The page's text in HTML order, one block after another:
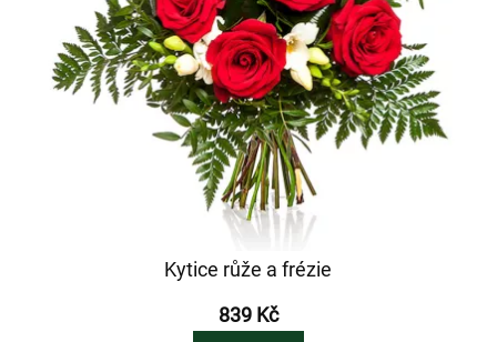
Kytice růže a frézie
839 Kč